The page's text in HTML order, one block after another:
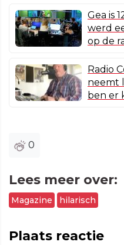
Gea is
werd
op de
Radio
neemt
ben er
0
Lees meer over:
Magazine hilarisch
Plaats reactie